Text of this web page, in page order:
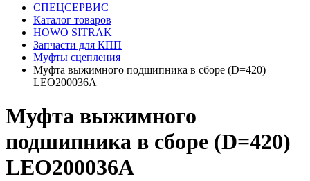
СПЕЦСЕРВИС
Каталог товаров
HOWO SITRAK
Запчасти для КПП
Муфты сцепления
Муфта выжимного подшипника в сборе (D=420)
LEO200036A
Муфта выжимного
подшипника в сборе (D=420)
LEO200036A